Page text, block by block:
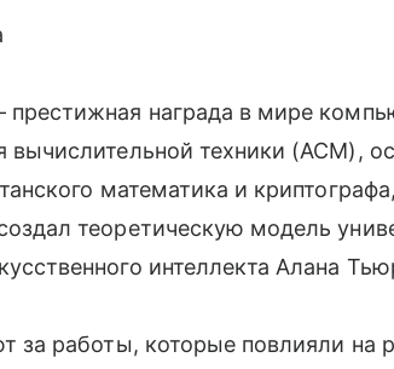
награда в мире
вычислительной техники (ACM),
математика и
теоретическую модель
интеллекта Алана
за работы, которые повлияли на